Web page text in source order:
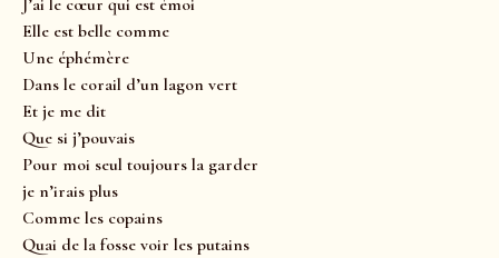
J’ai le cœur qui est émoi
Elle est belle comme
Une éphémère
Dans le corail d’un lagon vert
Et je me dit
Que si j’pouvais
Pour moi seul toujours la garder
je n’irais plus
Comme les copains
Quai de la fosse voir les putains